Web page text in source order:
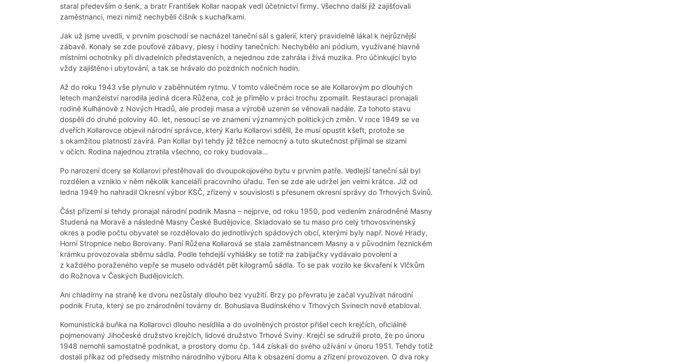
staral především o šenk, a bratr František Kollar naopak vedl účetnictví firmy. Všechno další již zajišťovali
zaměstnanci, mezi nimiž nechyběli číšník s kuchařkami.
Jak už jsme uvedli, v prvním poschodí se nacházel taneční sál s galerií, který pravidelně lákal k nejrůznější
zábavě. Konaly se zde pouťové zábavy, plesy i hodiny tanečních. Nechybělo ani pódium, využívané hlavně
místními ochotníky při divadelních představeních, a nejednou zde zahrála i živá muzika. Pro účinkující bylo
vždy zajištěno i ubytování, a tak se hrávalo do pozdních nočních hodin.
Až do roku 1943 vše plynulo v zaběhnutém rytmu. V tomto válečném roce se ale Kollarovým po dlouhých
letech manželství narodila jediná dcera Růžena, což je přimělo v práci trochu zpomalit. Restauraci pronajali
rodině Kulhánově z Nových Hradů, ale prodeji masa a výrobě uzenin se věnovali nadále. Za tohoto stavu
dospěli do druhé poloviny 40. let, nesoucí se ve znamení významných politických změn. V roce 1949 se ve
dveřích Kollarovce objevil národní správce, který Karlu Kollarovi sdělil, že musí opustit kšeft, protože se
s okamžitou platností zavírá. Pan Kollar byl tehdy již těžce nemocný a tuto skutečnost přijímal se slzami
v očích. Rodina najednou ztratila všechno, co roky budovala…
Po narození dcery se Kollarovi přestěhovali do dvoupokojového bytu v prvním patře. Vedlejší taneční sál byl
rozdělen a vzniklo v něm několik kanceláří pracovního úřadu. Ten se zde ale udržel jen velmi krátce. Již od
ledna 1949 ho nahradil Okresní výbor KSČ, zřízený v souvislosti s přesunem okresní správy do Trhových Svinů.
Část přízemí si tehdy pronajal národní podnik Masna – nejprve, od roku 1950, pod vedením znárodněné Masny
Studená na Moravě a následně Masny České Budějovice. Skladovalo se tu maso pro celý trhovosvinenský
okres a podle počtu obyvatel se rozdělovalo do jednotlivých spádových obcí, kterými byly např. Nové Hrady,
Horní Stropnice nebo Borovany. Paní Růžena Kollarová se stala zaměstnancem Masny a v původním řeznickém
krámku provozovala sběrnu sádla. Podle tehdejší vyhlášky se totiž na zabijačky vydávalo povolení a
z každého poraženého vepře se muselo odvádět pět kilogramů sádla. To se pak vozilo ke škvaření k Vlčkům
do Rožnova v Českých Budějovicích.
Ani chladírny na straně ke dvoru nezůstaly dlouho bez využití. Brzy po převratu je začal využívat národní
podnik Fruta, který se po znárodnění továrny dr. Bohuslava Budínského v Trhových Svinech nově etabloval.
Komunistická buňka na Kollarovci dlouho nesídlila a do uvolněných prostor přišel cech krejčích, oficiálně
pojmenovaný Jihočeské družstvo krejčích, lidové družstvo Trhové Sviny. Krejčí se sdružili proto, že po únoru
1948 nemohli samostatně podnikat, a prostory domu čp. 144 získali do svého užívání v únoru 1951. Tehdy totiž
dostali příkaz od předsedy místního národního výboru Alta k obsazení domu a zřízení provozoven. O dva roky